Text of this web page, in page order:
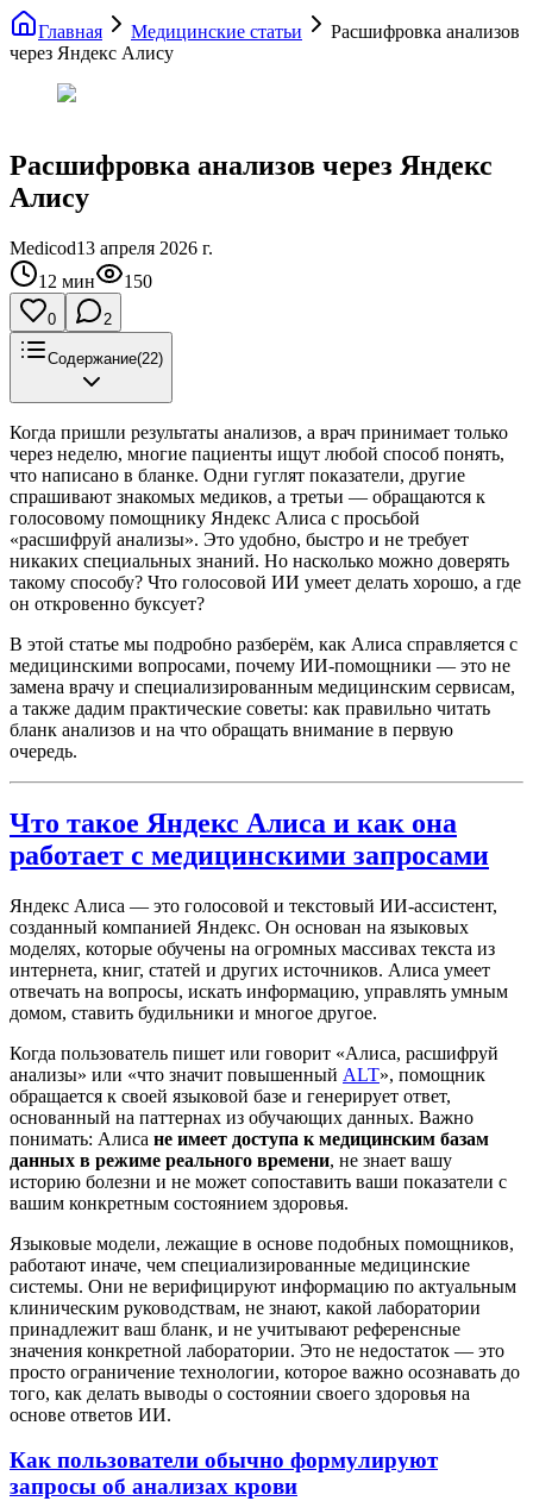
Главная Медицинские статьи
Расшифровка анализов
через Яндекс Алису
Расшифровка анализов через Яндекс
Алису
Medicod13 апреля 2026 г.
12 мин 150
0 2
Содержание(22)
Когда пришли результаты анализов, а врач принимает только
через неделю, многие пациенты ищут любой способ понять,
что написано в бланке. Одни гуглят показатели, другие
спрашивают знакомых медиков, а третьи — обращаются к
голосовому помощнику Яндекс Алиса с просьбой
«расшифруй анализы». Это удобно, быстро и не требует
никаких специальных знаний. Но насколько можно доверять
такому способу? Что голосовой ИИ умеет делать хорошо, а где
он откровенно буксует?
В этой статье мы подробно разберём, как Алиса справляется с
медицинскими вопросами, почему ИИ-помощники — это не
замена врачу и специализированным медицинским сервисам,
а также дадим практические советы: как правильно читать
бланк анализов и на что обращать внимание в первую
очередь.
Что такое Яндекс Алиса и как она
работает с медицинскими запросами
Яндекс Алиса — это голосовой и текстовый ИИ-ассистент,
созданный компанией Яндекс. Он основан на языковых
моделях, которые обучены на огромных массивах текста из
интернета, книг, статей и других источников. Алиса умеет
отвечать на вопросы, искать информацию, управлять умным
домом, ставить будильники и многое другое.
Когда пользователь пишет или говорит «Алиса, расшифруй
анализы» или «что значит повышенный ALT», помощник
обращается к своей языковой базе и генерирует ответ,
основанный на паттернах из обучающих данных. Важно
понимать: Алиса не имеет доступа к медицинским базам
данных в режиме реального времени, не знает вашу
историю болезни и не может сопоставить ваши показатели с
вашим конкретным состоянием здоровья.
Языковые модели, лежащие в основе подобных помощников,
работают иначе, чем специализированные медицинские
системы. Они не верифицируют информацию по актуальным
клиническим руководствам, не знают, какой лаборатории
принадлежит ваш бланк, и не учитывают референсные
значения конкретной лаборатории. Это не недостаток — это
просто ограничение технологии, которое важно осознавать до
того, как делать выводы о состоянии своего здоровья на
основе ответов ИИ.
Как пользователи обычно формулируют
запросы об анализах крови